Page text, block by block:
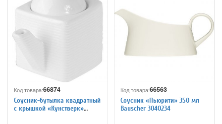
Код товара:66874
Соусник-бутылка квадратный
с крышкой «Кунстверк»
Код товара:66563
Соусник «Пьюрити» 350 мл
Bauscher 3040234